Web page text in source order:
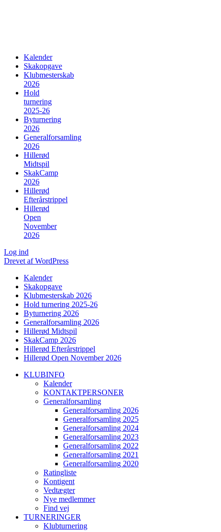
Kalender
Skakopgave
Klubmesterskab
2026
Hold
turnering
2025-26
Byturnering
2026
Generalforsamling
2026
Hillerød
Midtspil
SkakCamp
2026
Hillerød
Efterårstrippel
Hillerød
Open
November
2026
Log ind
Drevet af WordPress
Kalender
Skakopgave
Klubmesterskab 2026
Hold turnering 2025-26
Byturnering 2026
Generalforsamling 2026
Hillerød Midtspil
SkakCamp 2026
Hillerød Efterårstrippel
Hillerød Open November 2026
KLUBINFO
Kalender
KONTAKTPERSONER
Generalforsamling
Generalforsamling 2026
Generalforsamling 2025
Generalforsamling 2024
Generalforsamling 2023
Generalforsamling 2022
Generalforsamling 2021
Generalforsamling 2020
Ratingliste
Kontigent
Vedtægter
Nye medlemmer
Find vej
TURNERINGER
Klubturnering